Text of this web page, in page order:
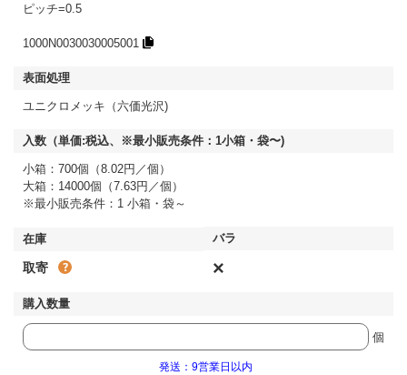
ピッチ=0.5
1000N0030030005001
ユニクロメッキ（六価光沢)
小箱：700個（8.02円／個）
大箱：14000個（7.63円／個）
※最小販売条件：1 小箱・袋～
取寄 ×
個
発送：9営業日以内